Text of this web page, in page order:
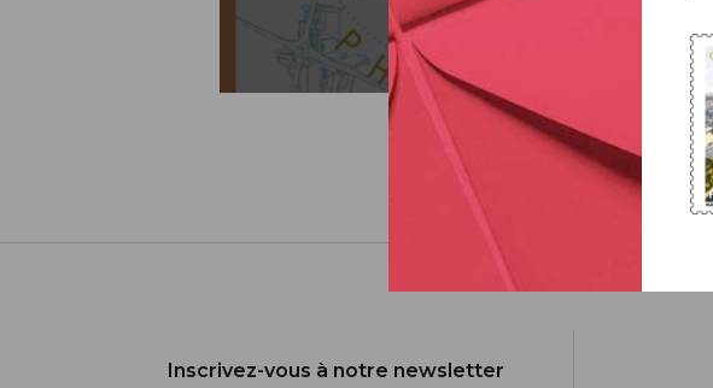
Inscrivez-vous à notre newsletter